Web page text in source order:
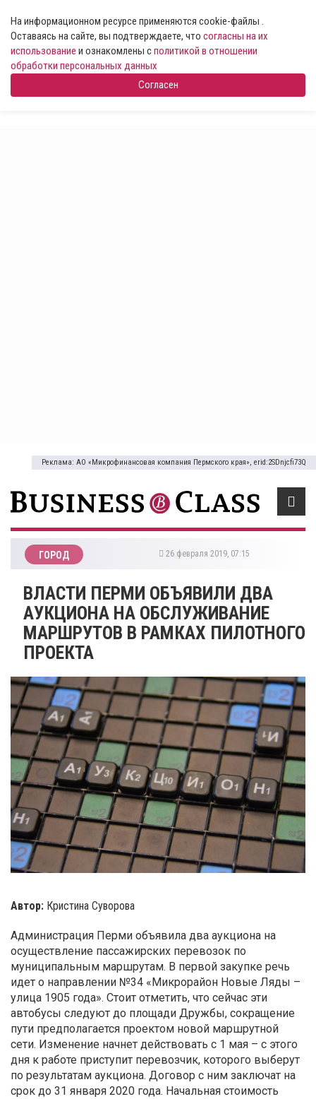
На информационном ресурсе применяются cookie-файлы .
Оставаясь на сайте, вы подтверждаете, что согласны на их
использование и ознакомлены сполитикой в отношении
обработки персональных данных
Согласен
Реклама: АО «Микрофинансовая компания Пермского края», erid:2SDnjcfi73Q
ГОРОД 26 февраля 2019, 07:15
ВЛАСТИ ПЕРМИ ОБЪЯВИЛИ ДВА
АУКЦИОНА НА ОБСЛУЖИВАНИЕ
МАРШРУТОВ В РАМКАХ ПИЛОТНОГО
ПРОЕКТА
Автор: Кристина Суворова
Администрация Перми объявила два аукциона на
осуществление пассажирских перевозок по
муниципальным маршрутам. В первой закупке речь
идет о направлении №34 «Микрорайон Новые Ляды –
улица 1905 года». Стоит отметить, что сейчас эти
автобусы следуют до площади Дружбы, сокращение
пути предполагается проектом новой маршрутной
сети. Изменение начнет действовать с 1 мая – с этого
дня к работе приступит перевозчик, которого выберут
по результатам аукциона. Договор с ним заключат на
срок до 31 января 2020 года. Начальная стоимость